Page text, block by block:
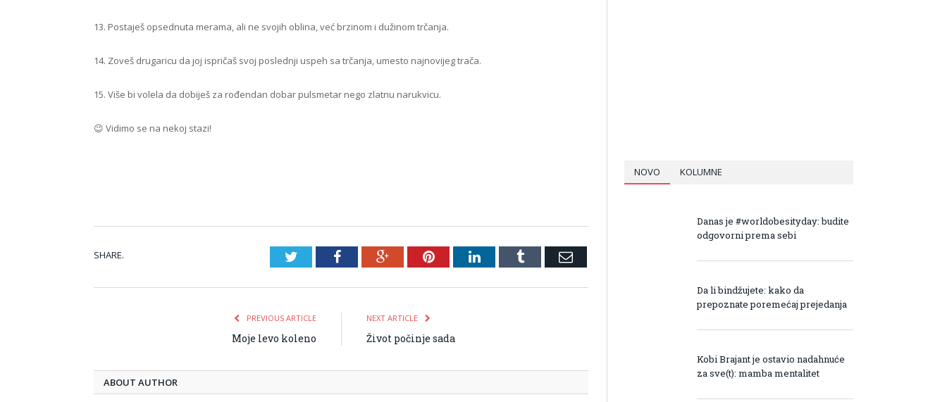
13. Postaješ opsednuta merama, ali ne svojih oblina, već brzinom i dužinom trčanja.
14. Zoveš drugaricu da joj ispričaš svoj poslednji uspeh sa trčanja, umesto najnovijeg trača.
15. Više bi volela da dobiješ za rođendan dobar pulsmetar nego zlatnu narukvicu.
😉 Vidimo se na nekoj stazi!
SHARE. TwitterFacebookGoogle+PinterestLinkedInTumblr Email
PREVIOUS ARTICLE
Moje levo koleno
NEXT ARTICLE
Život počinje sada
ABOUT AUTHOR
NOVO KOLUMNE
Danas je #worldobesityday: budite
odgovorni prema sebi
Da li bindžujete: kako da
prepoznate poremećaj prejedanja
Kobi Brajant je ostavio nadahnuće
za sve(t): mamba mentalitet